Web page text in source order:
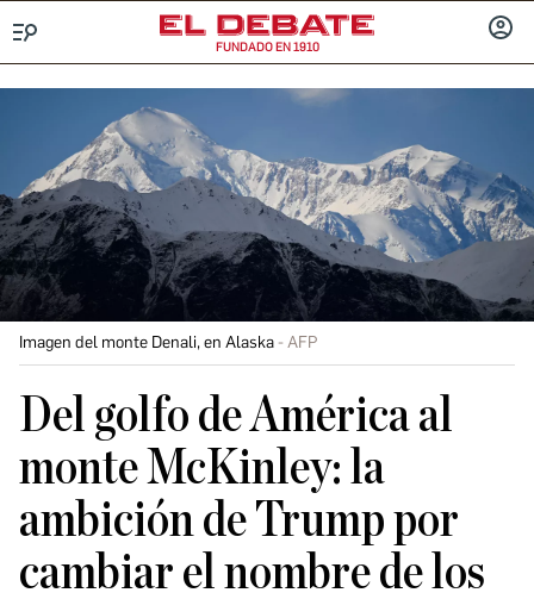
FUNDADO EN 1910
Imagen del monte Denali, en Alaska AFP
Del golfo de América al
monte McKinley: la
ambición de Trump por
cambiar el nombre de los